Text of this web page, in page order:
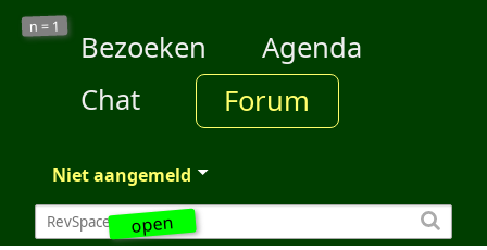
open
n = 1
Bezoeken
Agenda
Chat
Forum
Niet aangemeld